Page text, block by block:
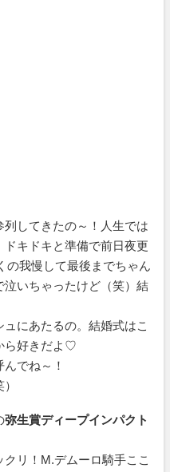
してきたの～！人生では
キドキと準備で前日夜更
の我慢して最後までちゃん
泣いちゃったけど（笑）結
にあたるの。結婚式はこ
ら好きだよ♡
でね～！
弥生賞ディープインパクト
リ！M.デムーロ騎手ここ